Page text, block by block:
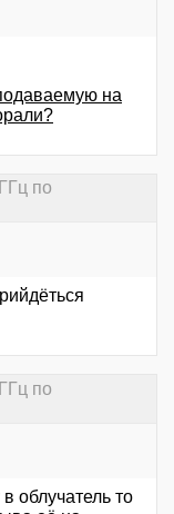
на
по
по
облучатель то